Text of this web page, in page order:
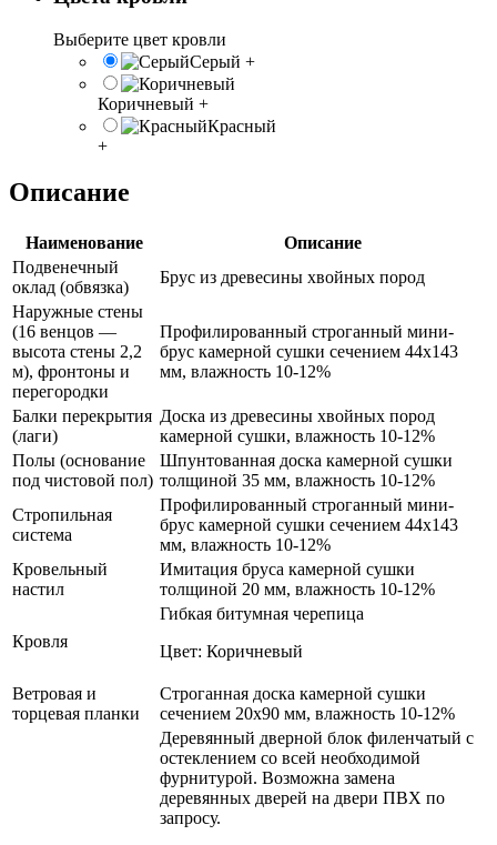
Выберите цвет кровли
Серый +
Коричневый +
Красный
+
Описание
Наименование
Описание
Подвенечный
оклад (обвязка)
Брус из древесины хвойных пород
Наружные стены
(16 венцов —
высота стены 2,2
м), фронтоны и
перегородки
Профилированный строганный мини-
брус камерной сушки сечением 44х143
мм, влажность 10-12%
Балки перекрытия
(лаги)
Доска из древесины хвойных пород
камерной сушки, влажность 10-12%
Полы (основание
под чистовой пол)
Шпунтованная доска камерной сушки
толщиной 35 мм, влажность 10-12%
Стропильная
система
Профилированный строганный мини-
брус камерной сушки сечением 44х143
мм, влажность 10-12%
Кровельный
настил
Имитация бруса камерной сушки
толщиной 20 мм, влажность 10-12%
Кровля
Гибкая битумная черепица
Цвет: Коричневый
Ветровая и
торцевая планки
Строганная доска камерной сушки
сечением 20х90 мм, влажность 10-12%
Деревянный дверной блок филенчатый с
остеклением со всей необходимой
фурнитурой. Возможна замена
деревянных дверей на двери ПВХ по
запросу.